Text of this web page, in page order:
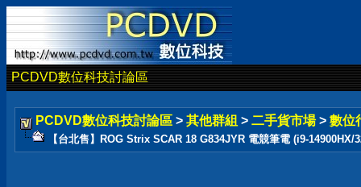
PCDVD數位科技討論區
PCDVD數位科技討論區 > 其他群組 > 二手貨市場 > 數位
【台北售】ROG Strix SCAR 18 G834JYR 電競筆電 (i9-14900HX/